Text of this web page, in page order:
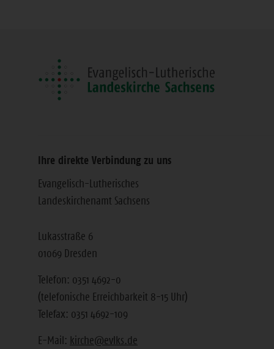
Seite
Ihre direkte Verbindung zu uns
Evangelisch-Lutherisches
Landeskirchenamt Sachsens
Lukasstraße 6
01069 Dresden
Telefon: 0351 4692-0
(telefonische Erreichbarkeit 8-15 Uhr)
Telefax: 0351 4692-109
E-Mail: kirche@evlks.de